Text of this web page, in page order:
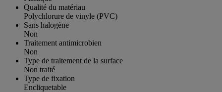
Qualité du matériau
Polychlorure de vinyle (PVC)
Sans halogène
Non
Traitement antimicrobien
Non
Type de traitement de la surface
Non traité
Type de fixation
Encliquetable